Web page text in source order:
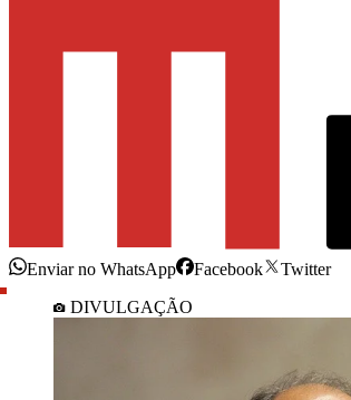
Enviar no WhatsApp Facebook
Twitter
DIVULGAÇÃO